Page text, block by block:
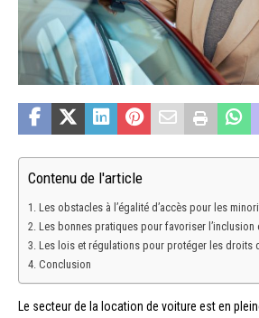
Contenu de l'article
Les obstacles à l’égalité d’accès pour les
Les bonnes pratiques pour favoriser l’inclusion
Les lois et régulations pour protéger les droits
Conclusion
Le secteur de la location de voiture est en